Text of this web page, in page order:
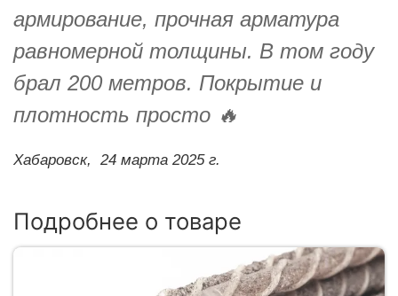
армирование, прочная арматура
равномерной толщины. В том году
брал 200 метров. Покрытие и
плотность просто 🔥
Хабаровск, 24 марта 2025 г.
Подробнее о товаре